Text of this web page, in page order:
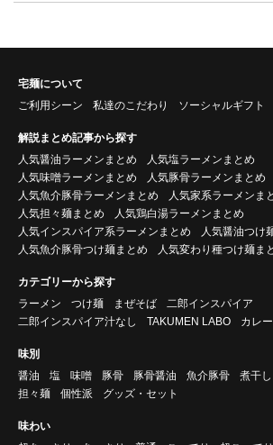
宅麺について
ご利用シーン
私達のこだわり ソーシャルギフト
解説まとめ記事から探す
人気醤油ラーメンまとめ
人気塩ラーメンまとめ
人気味噌ラーメンまとめ
人気豚骨ラーメンまとめ
人気魚介豚骨ラーメンまとめ
人気家系ラーメンま
人気担々麺まとめ
人気鶏白湯ラーメンまとめ
人気インスパイア系ラーメンまとめ
人気醤油つけ
人気魚介豚骨つけ麺まとめ
人気変わり種つけ麺ま
カテゴリーから探す
ラーメン
つけ麺 まぜそば
二郎インスパイア
二郎インスパイア汁なし
TAKUMEN LABO カレー
味別
醤油
塩 味噌 豚骨 豚骨醤油 魚介豚骨 煮干し
担々麺
個性派 グッズ・セット
味わい